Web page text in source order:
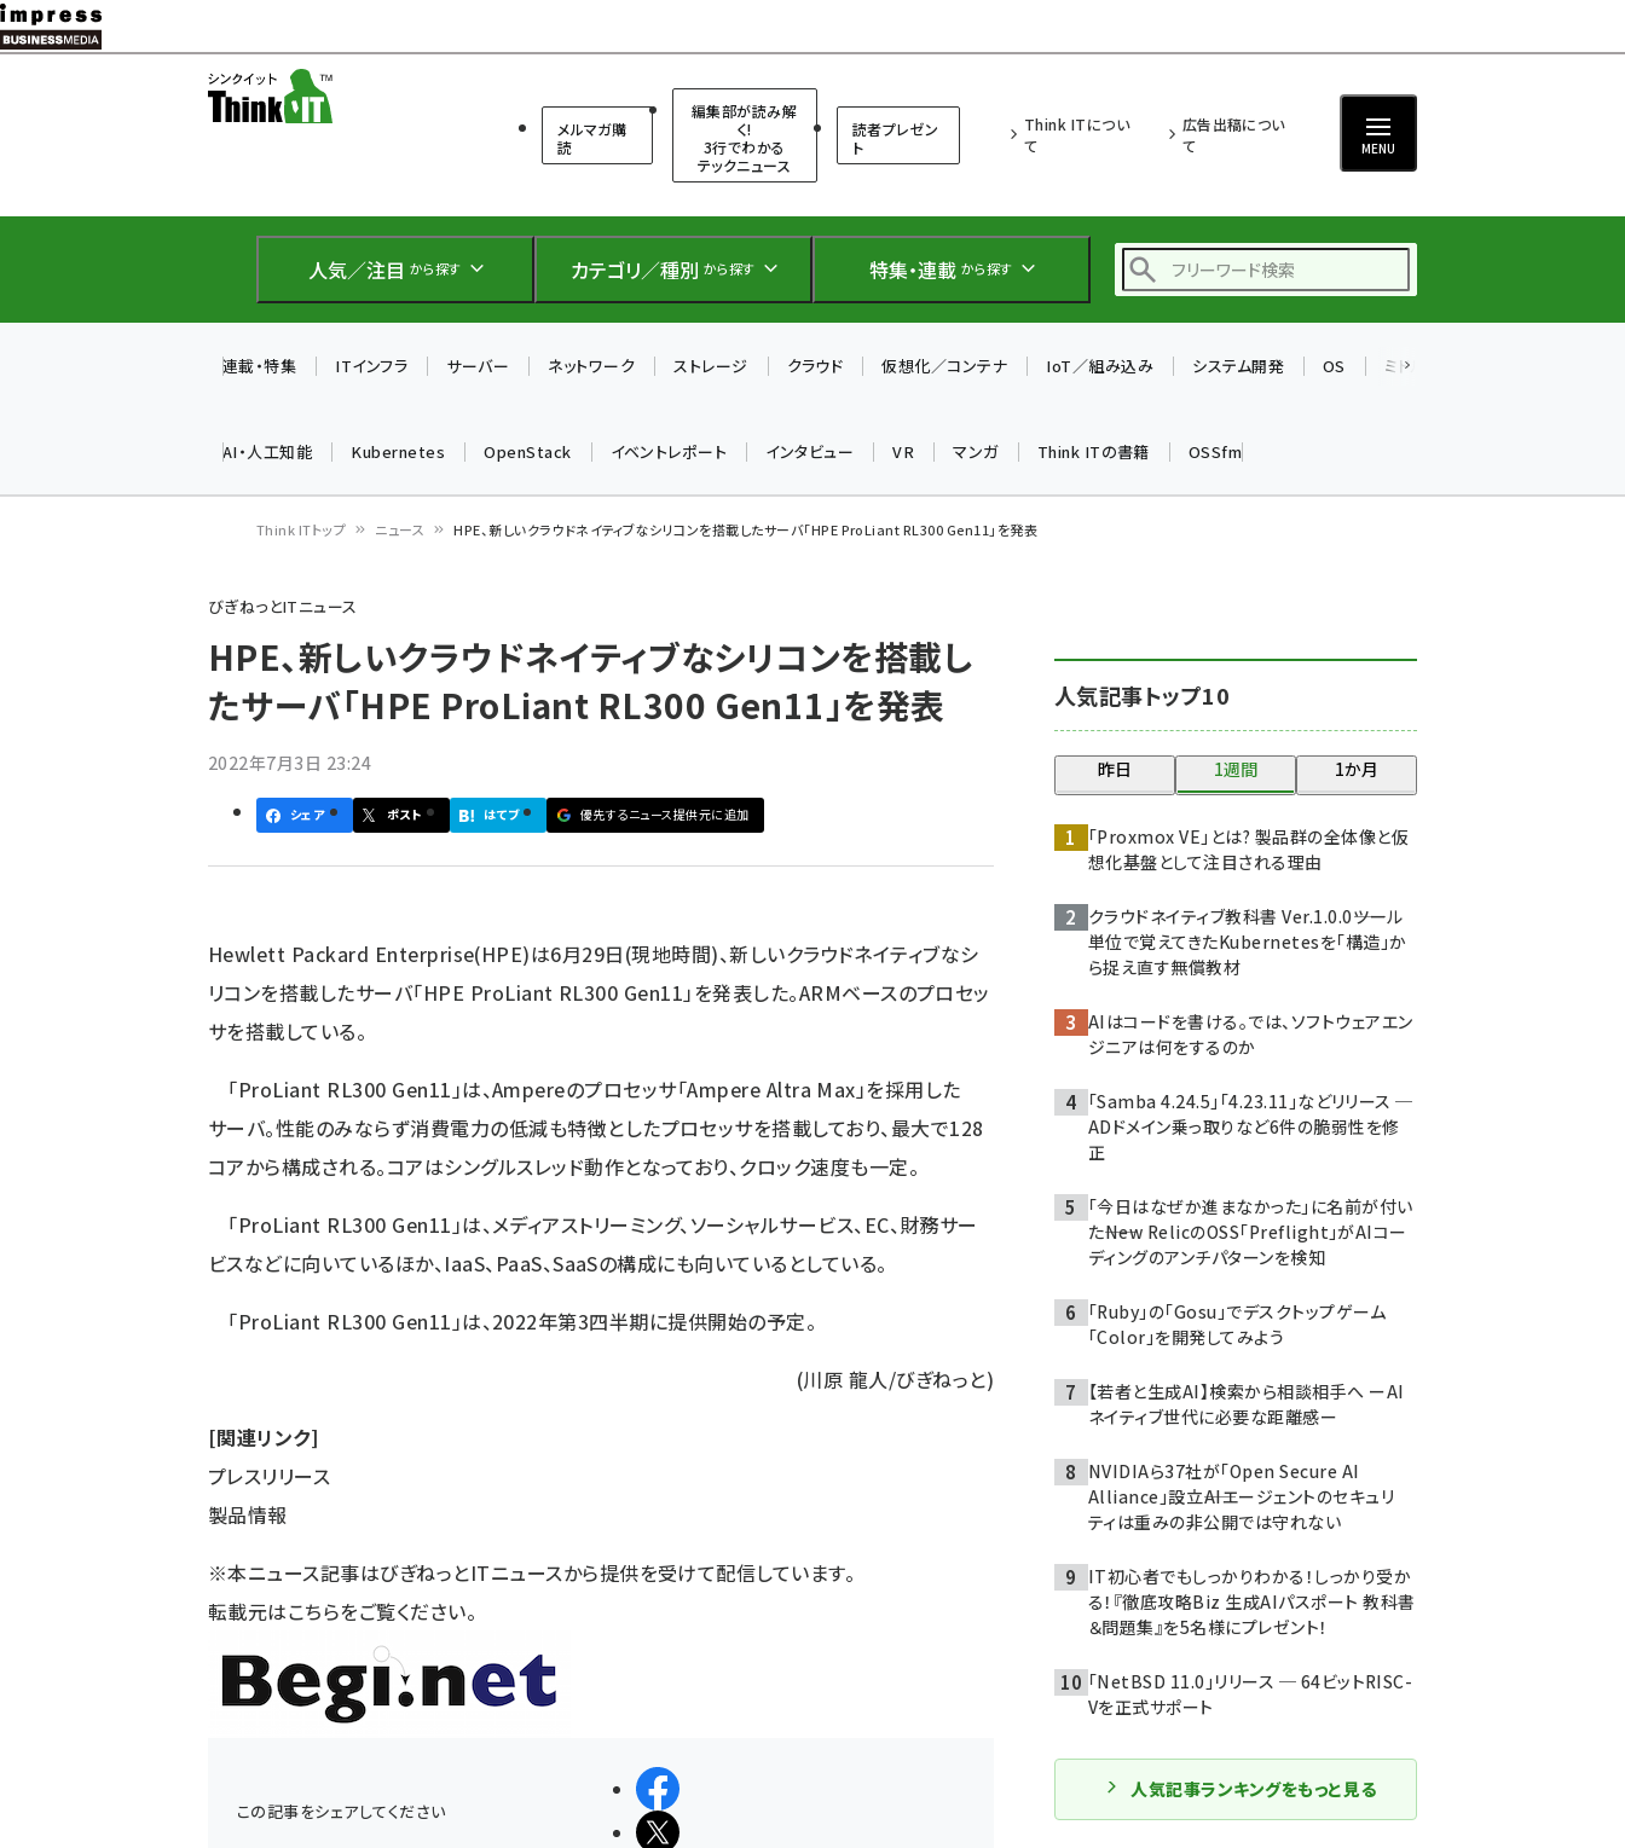
メ
イ
テ
に
メルマガ購
読
編集部が読み解
く!
3行でわかる
テックニュース
読者プレゼン
ト
Think ITについ
て
広告出稿につい
て
MENU
人気／注目 から探す カテゴリ／種別 から探す 特集・連載 から探す
仲間と築いた勝利の絆～
drupal (1956)
genai (1484)
abc123 (1360)
連載・特集 ITインフラ サーバー ネットワーク ストレージ クラウド 仮想化／コンテナ IoT／組み込み システム開発 OS ミドルウェア
AI・人工知能 Kubernetes OpenStack イベントレポート インタビュー VR マンガ Think ITの書籍 OSSfm
ン
く
ず
Think ITトップ ニュース HPE、新しいクラウドネイティブなシリコンを搭載したサーバ「HPE ProLiant RL300 Gen11」を発表
びぎねっとITニュース
HPE、新しいクラウドネイティブなシリコンを搭載し
たサーバ「HPE ProLiant RL300 Gen11」を発表
2022年7月3日 23:24
シェア ポスト はてブ 優先するニュース提供元に追加
Hewlett Packard Enterprise(HPE)は6月29日(現地時間)、新しいクラウドネイティブなシ
リコンを搭載したサーバ「HPE ProLiant RL300 Gen11」を発表した。ARMベースのプロセッ
サを搭載している。
「ProLiant RL300 Gen11」は、Ampereのプロセッサ「Ampere Altra Max」を採用した
サーバ。性能のみならず消費電力の低減も特徴としたプロセッサを搭載しており、最大で128
コアから構成される。コアはシングルスレッド動作となっており、クロック速度も一定。
「ProLiant RL300 Gen11」は、メディアストリーミング、ソーシャルサービス、EC、財務サー
ビスなどに向いているほか、IaaS、PaaS、SaaSの構成にも向いているとしている。
「ProLiant RL300 Gen11」は、2022年第3四半期に提供開始の予定。
(川原 龍人/びぎねっと)
[関連リンク]
プレスリリース
製品情報
※本ニュース記事はびぎねっとITニュースから提供を受けて配信しています。
転載元はこちらをご覧ください。
この記事をシェアしてください
シェアする
ポストする
人気記事トップ10
昨日 1週間 1か月
「Proxmox VE」とは? 製品群の全体像と仮
想化基盤として注目される理由
クラウドネイティブ教科書 Ver.1.0.0――ツール
単位で覚えてきたKubernetesを「構造」か
ら捉え直す無償教材
AIはコードを書ける。では、ソフトウェアエン
ジニアは何をするのか
「Samba 4.24.5」「4.23.11」などリリース ─
ADドメイン乗っ取りなど6件の脆弱性を修
正
「今日はなぜか進まなかった」に名前が付い
た――New RelicのOSS「Preflight」がAIコー
ディングのアンチパターンを検知
「Ruby」の「Gosu」でデスクトップゲーム
「Color」を開発してみよう
【若者と生成AI】検索から相談相手へ ーAI
ネイティブ世代に必要な距離感ー
NVIDIAら37社が「Open Secure AI
Alliance」設立――AIエージェントのセキュリ
ティは重みの非公開では守れない
IT初心者でもしっかりわかる！しっかり受か
る！『徹底攻略Biz 生成AIパスポート 教科書
＆問題集』を5名様にプレゼント！
「NetBSD 11.0」リリース ─ 64ビットRISC-
Vを正式サポート
人気記事ランキングをもっと見る